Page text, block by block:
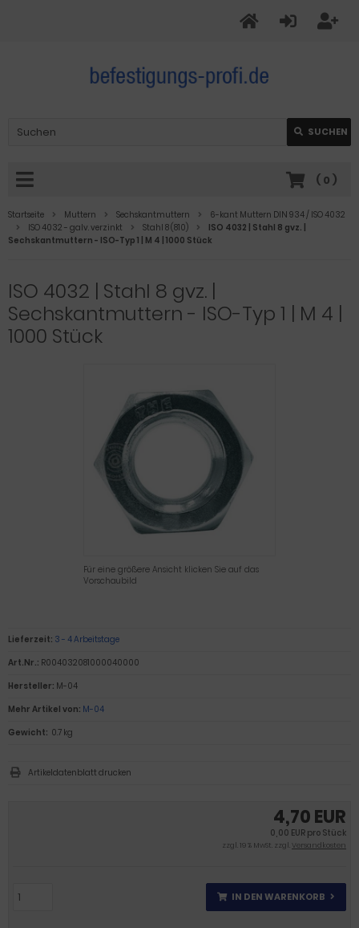
SUCHEN
( 0 )
Startseite Muttern Sechskantmuttern
6-kant Muttern DIN 934 / ISO 4032
ISO 4032 - galv. verzinkt
Stahl 8 (810)
ISO 4032 | Stahl 8 gvz. |
Sechskantmuttern - ISO-Typ 1 | M 4 | 1000 Stück
ISO 4032 | Stahl 8 gvz. |
Sechskantmuttern - ISO-Typ 1 | M 4 |
1000 Stück
Für eine größere Ansicht klicken Sie auf das
Vorschaubild
4,70 EUR
0,00 EUR pro Stück
zzgl. 19 % MwSt. zzgl.Versandkosten
IN DEN WARENKORB
Lieferzeit: 3 - 4 Arbeitstage
Art.Nr.: R004032081000040000
Hersteller: M-04
Mehr Artikel von: M-04
Gewicht: 0.7 kg
Artikeldatenblatt drucken